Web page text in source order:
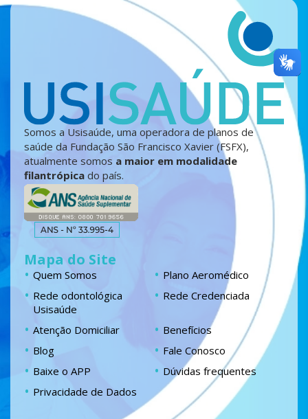
Somos a Usisaúde, uma operadora de planos de
saúde da Fundação São Francisco Xavier (FSFX),
atualmente somos a maior em modalidade
filantrópica do país.
Mapa do Site
Quem Somos
Plano Aeromédico
Rede odontológica
Usisaúde
Rede Credenciada
Atenção Domiciliar
Benefícios
Blog
Fale Conosco
Baixe o APP
Dúvidas frequentes
Privacidade de Dados